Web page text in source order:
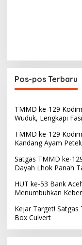
Pos-pos Terbaru
TMMD ke-129
Wuduk, Lengkapi
TMMD ke-129
Kandang Ayam
Satgas TMMD ke-
Dayah Lhok Panah
HUT ke-53 Bank
Menumbuhkan
Kejar Target! Satgas
Box Culvert